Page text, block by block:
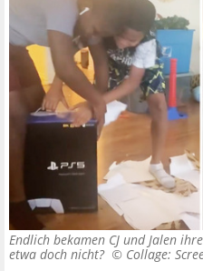
Endlich bekamen CJ und Jalen
etwa doch nicht? © Collage: